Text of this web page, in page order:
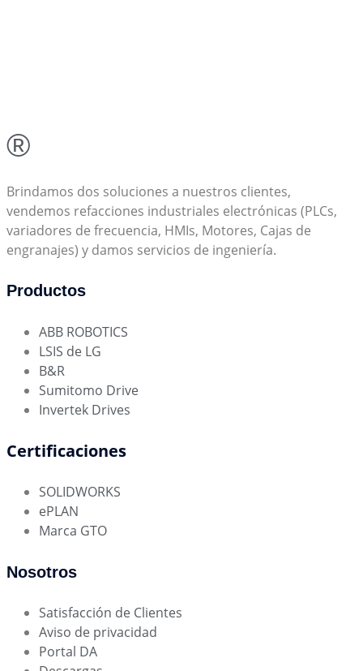
®
Brindamos dos soluciones a nuestros clientes,
vendemos refacciones industriales electrónicas (PLCs,
variadores de frecuencia, HMIs, Motores, Cajas de
engranajes) y damos servicios de ingeniería.
Productos
ABB ROBOTICS
LSIS de LG
B&R
Sumitomo Drive
Invertek Drives
Certificaciones
SOLIDWORKS
ePLAN
Marca GTO
Nosotros
Satisfacción de Clientes
Aviso de privacidad
Portal DA